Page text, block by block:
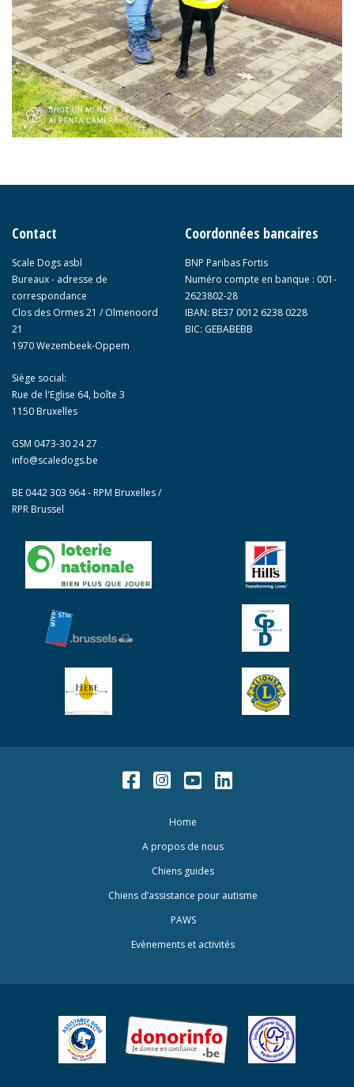
Contact
Scale Dogs asbl
Bureaux - adresse de
correspondance
Clos des Ormes 21 / Olmenoord
21
1970 Wezembeek-Oppem
Siège social:
Rue de l'Eglise 64, boîte 3
1150 Bruxelles
GSM 0473-30 24 27
info@scaledogs.be
BE 0442 303 964 - RPM Bruxelles /
RPR Brussel
Coordonnées bancaires
BNP Paribas Fortis
Numéro compte en banque : 001-
2623802-28
IBAN: BE37 0012 6238 0228
BIC: GEBABEBB
Facebook
Instagram
YoutubeLinkedIn
Home
A propos de nous
Chiens guides
Chiens d’assistance pour autisme
PAWS
Evènements et activités